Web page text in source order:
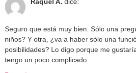
Seguro que está muy bien. Sólo una
niños? Y otra, ¿va a haber sólo una
posibilidades? Lo digo porque me
tengo un poco complicado.